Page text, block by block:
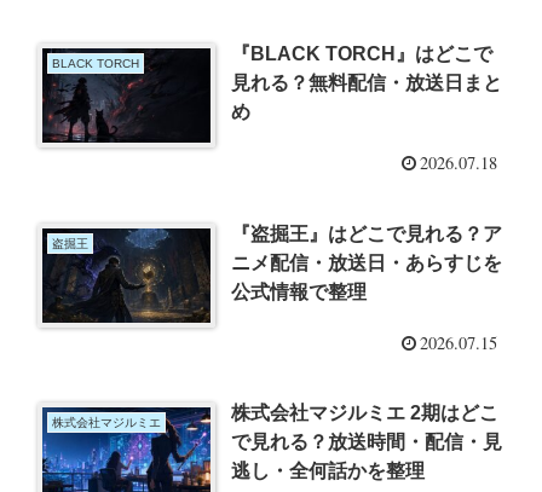
BLACK TORCH
『BLACK TORCH』はどこで
見れる？無料配信・放送日まと
め
2026.07.18
盗掘王
『盗掘王』はどこで見れる？ア
ニメ配信・放送日・あらすじを
公式情報で整理
2026.07.15
株式会社マジルミエ
株式会社マジルミエ 2期はどこ
で見れる？放送時間・配信・見
逃し・全何話かを整理